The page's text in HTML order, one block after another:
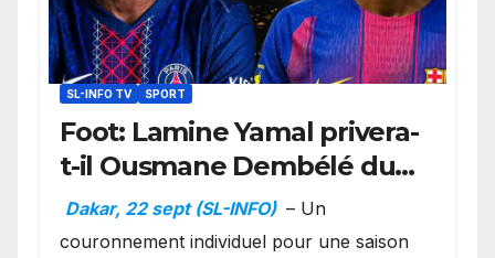
SL-INFO TV SPORT
Foot: Lamine Yamal privera-
t-il Ousmane Dembélé du
Ballon d’or ?
Dakar, 22 sept (SL-INFO) – Un
couronnement individuel pour une saison